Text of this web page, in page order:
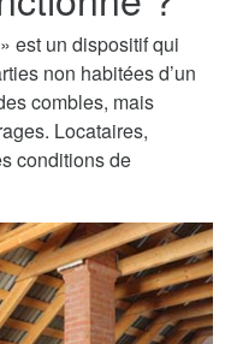
est un dispositif qui
non habitées d’un
combles, mais
Locataires,
conditions de